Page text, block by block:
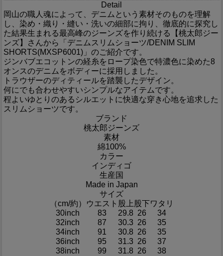
Detail
岡山の職人魂によって、デニムという素材そのものを理解
し、染め・織り・縫い・洗いの細部に拘り、徹底的に探究し
た結果生まれる最高峰のジーンズを作り続ける【桃太郎ジー
ンズ】さんから「デニムスリムショーツ/DENIM SLIM
SHORTS(MXSP6001)」のご紹介です。
ジンバブエコットンの経糸をロープ染色で特濃色に染めた8
オンスのデニムをボディーに採用しました。
トラウザーのディティールを踏襲したデザイン。
何にでも合わせやすいシンプルなアイテムです。
程よいゆとりのあるシルエットに快適な穿き心地を追求した
スリムショーツです。
ブランド
桃太郎ジーンズ
素材
綿100%
カラー
インディゴ
生産国
Made in Japan
サイズ
（cm/約）
ウエスト 股上股下 ワタリ
30inch
83 29.8 26
34
32inch
87 30.3 26
35
34inch
91 30.8 26
35
36inch
95 31.3 26
37
38inch
99 31.8 26 38